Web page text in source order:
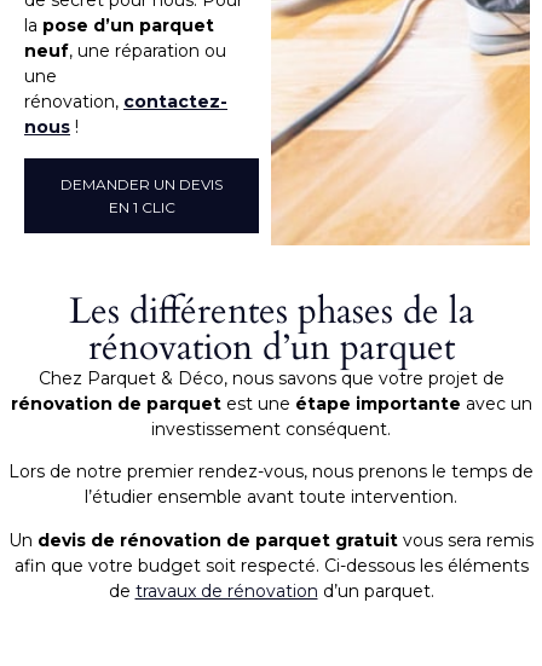
la pose d’un parquet
neuf, une réparation ou
une
rénovation, contactez-
nous !
DEMANDER UN DEVIS
EN 1 CLIC
Les différentes phases de la
rénovation d’un parquet
Chez Parquet & Déco, nous savons que votre projet de
rénovation de parquetest une étape importante avec un
investissement conséquent.
Lors de notre premier rendez-vous, nous prenons le temps de
l’étudier ensemble avant toute intervention.
Un devis de rénovation de parquet gratuit vous sera remis
afin que votre budget soit respecté. Ci-dessous les éléments
de travaux de rénovation d’un parquet.